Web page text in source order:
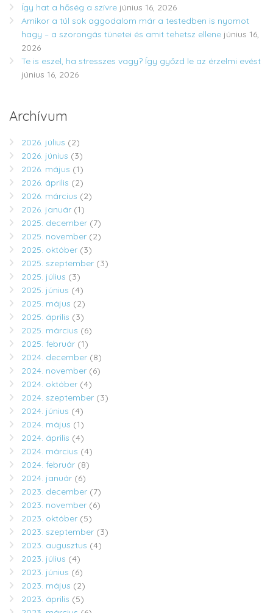
Így hat a hőség a szívre június 16, 2026
Amikor a túl sok aggodalom már a testedben is nyomot
hagy – a szorongás tünetei és amit tehetsz ellene június 16,
2026
Te is eszel, ha stresszes vagy? Így győzd le az érzelmi evést
június 16, 2026
Archívum
2026. július (2)
2026. június (3)
2026. május (1)
2026. április (2)
2026. március (2)
2026. január (1)
2025. december (7)
2025. november (2)
2025. október (3)
2025. szeptember (3)
2025. július (3)
2025. június (4)
2025. május (2)
2025. április (3)
2025. március (6)
2025. február (1)
2024. december (8)
2024. november (6)
2024. október (4)
2024. szeptember (3)
2024. június (4)
2024. május (1)
2024. április (4)
2024. március (4)
2024. február (8)
2024. január (6)
2023. december (7)
2023. november (6)
2023. október (5)
2023. szeptember (3)
2023. augusztus (4)
2023. július (4)
2023. június (6)
2023. május (2)
2023. április (5)